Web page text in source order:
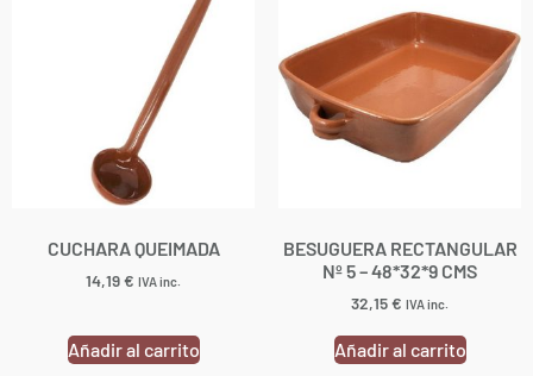
CUCHARA QUEIMADA
14,19€ IVA inc.
Añadir al carrito
BESUGUERA RECTANGULAR
Nº 5 – 48*32*9 CMS
32,15€ IVA inc.
Añadir al carrito